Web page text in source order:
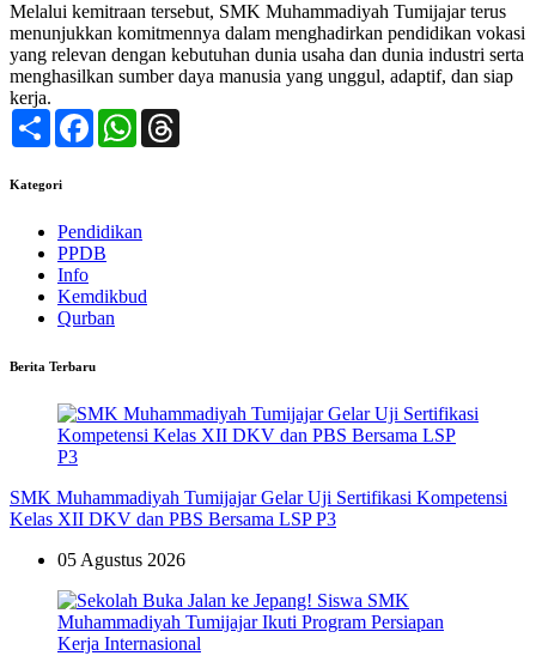
Melalui kemitraan tersebut, SMK Muhammadiyah Tumijajar terus
menunjukkan komitmennya dalam menghadirkan pendidikan vokasi
yang relevan dengan kebutuhan dunia usaha dan dunia industri serta
menghasilkan sumber daya manusia yang unggul, adaptif, dan siap
kerja.
Share FacebookWhatsApp
Kategori
Pendidikan
PPDB
Info
Kemdikbud
Qurban
Berita Terbaru
SMK Muhammadiyah Tumijajar Gelar Uji Sertifikasi Kompetensi
Kelas XII DKV dan PBS Bersama LSP P3
05 Agustus 2026